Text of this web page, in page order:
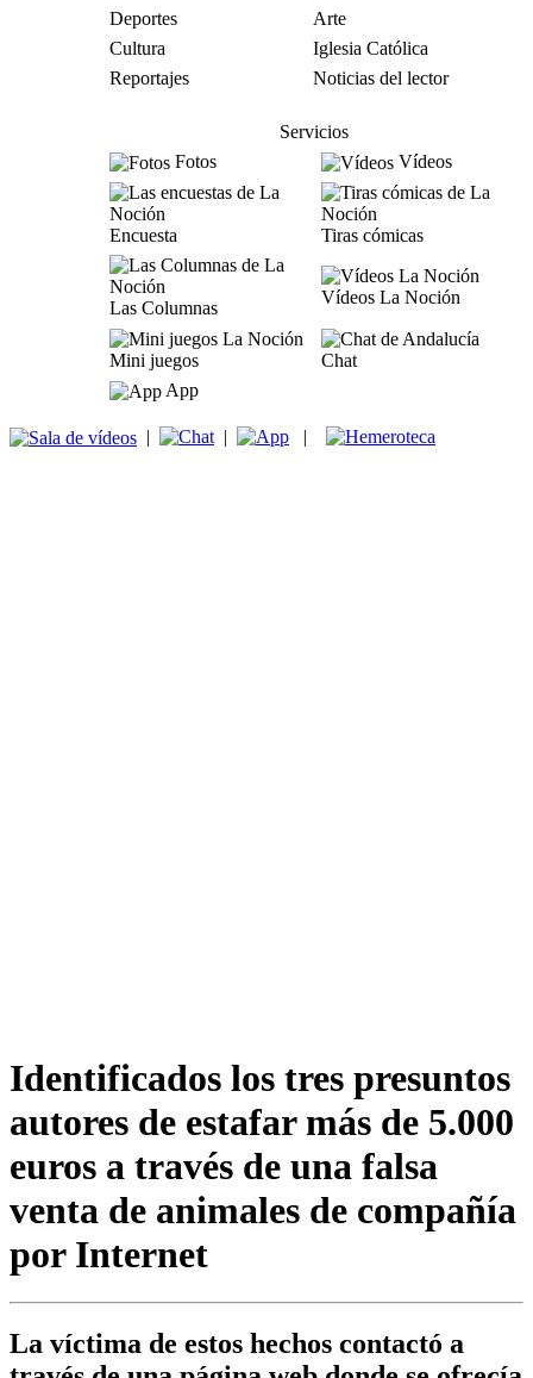
Deportes
Arte
Cultura
Iglesia Católica
Reportajes
Noticias del lector
Servicios
Fotos
Vídeos
Encuesta Tiras cómicas
Las Columnas
Vídeos La Noción
Mini juegos
Chat
App
| | |
Identificados los tres presuntos
autores de estafar más de 5.000
euros a través de una falsa
venta de animales de compañía
por Internet
La víctima de estos hechos contactó a